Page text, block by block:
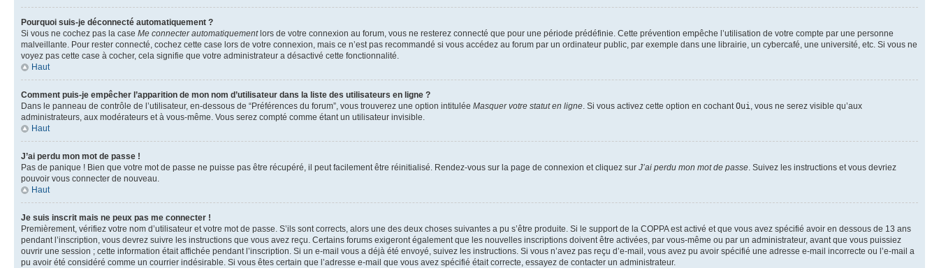
Pourquoi suis-je déconnecté automatiquement ?
Si vous ne cochez pas la case Me connecter automatiquementlors de votre connexion au forum, vous ne resterez connecté que pour une période prédéfinie. Cette prévention empêche l’utilisation de votre compte par une personne
malveillante. Pour rester connecté, cochez cette case lors de votre connexion, mais ce n’est pas recommandé si vous accédez au forum par un ordinateur public, par exemple dans une librairie, un cybercafé, une université, etc. Si vous ne
voyez pas cette case à cocher, cela signifie que votre administrateur a désactivé cette fonctionnalité.
Haut
Comment puis-je empêcher l’apparition de mon nom d’utilisateur dans la liste des utilisateurs en ligne ?
Dans le panneau de contrôle de l’utilisateur, en-dessous de “Préférences du forum”, vous trouverez une option intitulée Masquer votre statut en ligne. Si vous activez cette option en cochantOui, vous ne serez visible qu’aux
administrateurs, aux modérateurs et à vous-même. Vous serez compté comme étant un utilisateur invisible.
Haut
J’ai perdu mon mot de passe !
Pas de panique ! Bien que votre mot de passe ne puisse pas être récupéré, il peut facilement être réinitialisé. Rendez-vous sur la page de connexion et cliquez sur J’ai perdu mon mot de passe. Suivez les instructions et vous devriez
pouvoir vous connecter de nouveau.
Haut
Je suis inscrit mais ne peux pas me connecter !
Premièrement, vérifiez votre nom d’utilisateur et votre mot de passe. S’ils sont corrects, alors une des deux choses suivantes a pu s’être produite. Si le support de la COPPA est activé et que vous avez spécifié avoir en dessous de 13 ans
pendant l’inscription, vous devrez suivre les instructions que vous avez reçu. Certains forums exigeront également que les nouvelles inscriptions doivent être activées, par vous-même ou par un administrateur, avant que vous puissiez
ouvrir une session ; cette information était affichée pendant l’inscription. Si un e-mail vous a déjà été envoyé, suivez les instructions. Si vous n’avez pas reçu d’e-mail, vous avez pu avoir spécifié une adresse e-mail incorrecte ou l’e-mail a
pu avoir été considéré comme un courrier indésirable. Si vous êtes certain que l’adresse e-mail que vous avez spécifié était correcte, essayez de contacter un administrateur.